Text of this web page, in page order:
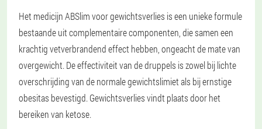
Het medicijn ABSlim voor gewichtsverlies is een unieke formule
bestaande uit complementaire componenten, die samen een
krachtig vetverbrandend effect hebben, ongeacht de mate van
overgewicht. De effectiviteit van de druppels is zowel bij lichte
overschrijding van de normale gewichtslimiet als bij ernstige
obesitas bevestigd. Gewichtsverlies vindt plaats door het
bereiken van ketose.